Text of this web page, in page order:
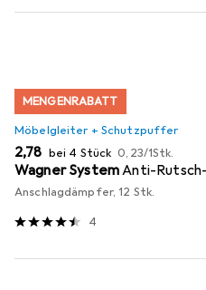
MENGENRABATT
Möbelgleiter + Schutzpuffer
EUR
2,78 bei 4 Stück EUR
0,23/1Stk.
Wagner SystemAnti-
Anschlagdämpfer, 12 Stk.
4